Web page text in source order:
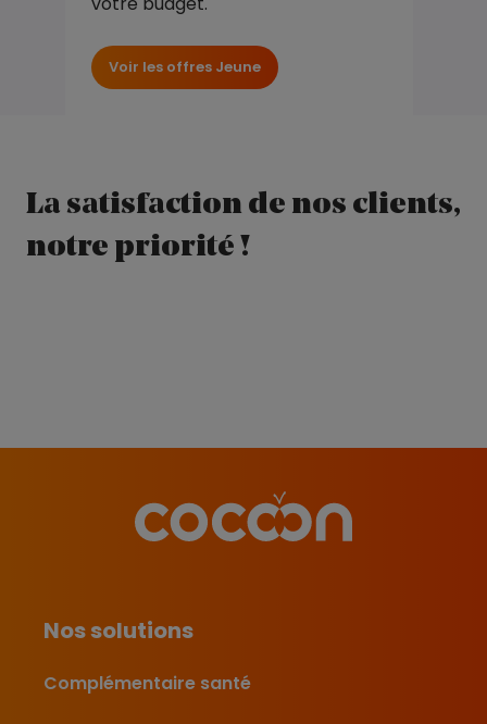
Voir les offres Jeune
La satisfaction de nos clients,
notre priorité !
Nos solutions
Complémentaire santé